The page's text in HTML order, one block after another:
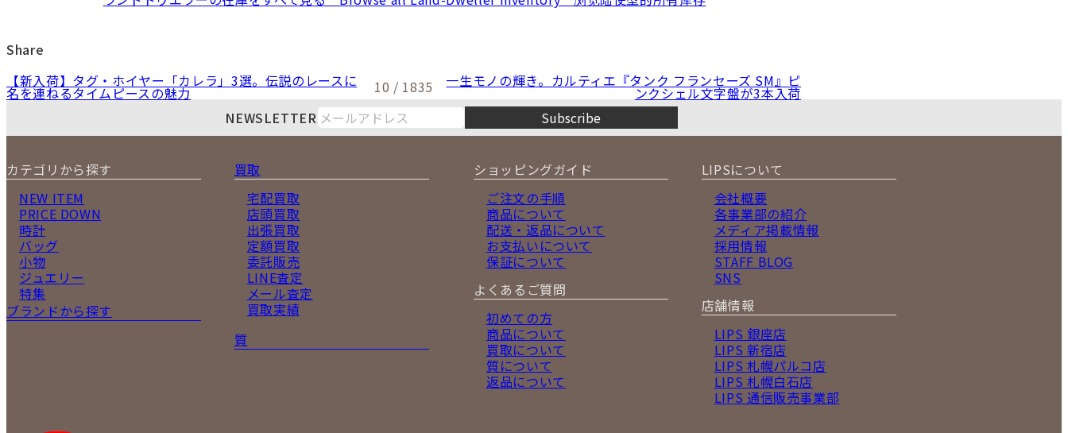
Share
【新入荷】タグ・ホイヤー「カレラ」3選。伝説のレースに
名を連ねるタイムピースの魅力 10 / 1835 一生モノの輝き。カルティエ『タンク フランセーズ SM』ピ
ンクシェル文字盤が3本入荷
NEWSLETTER Subscribe
カテゴリから探す
NEW ITEM
PRICE DOWN
時計
バッグ
小物
ジュエリー
特集
ブランドから探す
買取
宅配買取
店頭買取
出張買取
定額買取
委託販売
LINE査定
メール査定
買取実績
質
ショッピングガイド
ご注文の手順
商品について
配送・返品について
お支払いについて
保証について
よくあるご質問
初めての方
商品について
買取について
質について
返品について
LIPSについて
会社概要
各事業部の紹介
メディア掲載情報
採用情報
STAFF BLOG
SNS
店舗情報
LIPS 銀座店
LIPS 新宿店
LIPS 札幌パルコ店
LIPS 札幌白石店
LIPS 通信販売事業部